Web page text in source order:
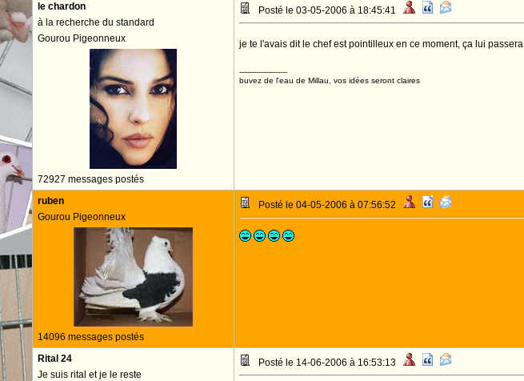
le chardon
à la recherche du standard
Gourou Pigeonneux
72927 messages postés
Posté le 03-05-2006 à 18:45:41
je te l'avais dit le chef est pointilleux en ce moment, ça lui passera
--------------------
buvez de l'eau de Millau, vos idées seront claires
ruben
Gourou Pigeonneux
14096 messages postés
Posté le 04-05-2006 à 07:56:52
Rital 24
Je suis rital et je le reste
Posté le 14-06-2006 à 16:53:13